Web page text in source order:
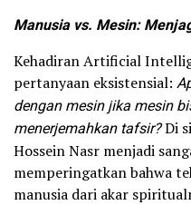
Manusia vs. Mesin:
Kehadiran Artificial
pertanyaan eksistensial:
dengan mesin jika mesin
menerjemahkan tafsir?Di
Hossein Nasr menjadi
memperingatkan bahwa
manusia dari akar